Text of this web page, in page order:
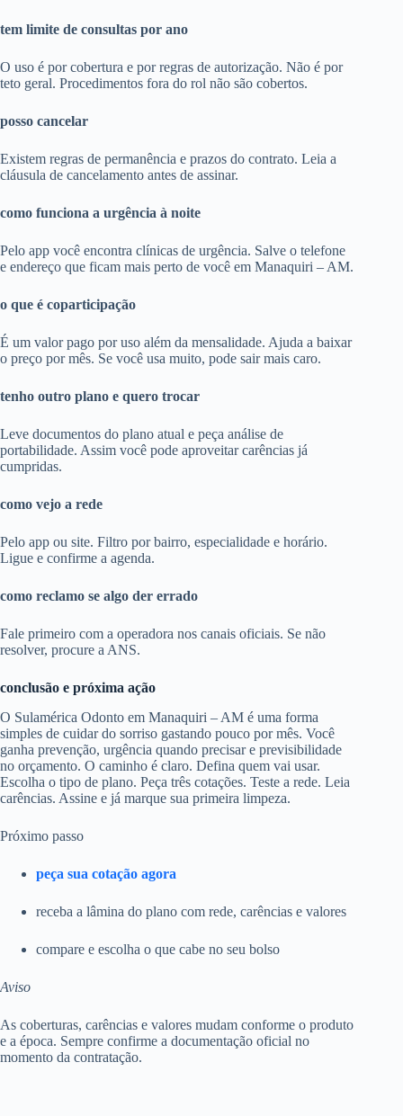
tem limite de consultas por ano
O uso é por cobertura e por regras de autorização. Não é por
teto geral. Procedimentos fora do rol não são cobertos.
posso cancelar
Existem regras de permanência e prazos do contrato. Leia a
cláusula de cancelamento antes de assinar.
como funciona a urgência à noite
Pelo app você encontra clínicas de urgência. Salve o telefone
e endereço que ficam mais perto de você em Manaquiri – AM.
o que é coparticipação
É um valor pago por uso além da mensalidade. Ajuda a baixar
o preço por mês. Se você usa muito, pode sair mais caro.
tenho outro plano e quero trocar
Leve documentos do plano atual e peça análise de
portabilidade. Assim você pode aproveitar carências já
cumpridas.
como vejo a rede
Pelo app ou site. Filtro por bairro, especialidade e horário.
Ligue e confirme a agenda.
como reclamo se algo der errado
Fale primeiro com a operadora nos canais oficiais. Se não
resolver, procure a ANS.
conclusão e próxima ação
O Sulamérica Odonto em Manaquiri – AM é uma forma
simples de cuidar do sorriso gastando pouco por mês. Você
ganha prevenção, urgência quando precisar e previsibilidade
no orçamento. O caminho é claro. Defina quem vai usar.
Escolha o tipo de plano. Peça três cotações. Teste a rede. Leia
carências. Assine e já marque sua primeira limpeza.
Próximo passo
peça sua cotação agora
receba a lâmina do plano com rede, carências e valores
compare e escolha o que cabe no seu bolso
Aviso
As coberturas, carências e valores mudam conforme o produto
e a época. Sempre confirme a documentação oficial no
momento da contratação.